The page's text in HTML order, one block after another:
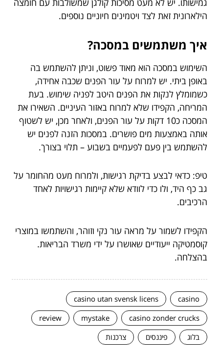
גמישותו. יש לא מעט מסיכות קולגן שמשולבות עם חומצה
הילארונית זאת לצד ויטמינים חיוניים נוספים.
איך משתמשים במסכה?
השימוש במסכה הוא מאוד פשוט, וניתן להשתמש בה
באופן ביתי. יש למרוח על עור הפנים שכבה אחידה,
כשמומלץ לנקות את הפנים היטב לפניה שימוש. בעת
המריחה, הקפידו שלא למרוח באזור העיניים. השאירו את
המסכה כ10 דקות על עור הפנים, ולאחר מכן, יש לשטוף
אותה באמצעות מים פושרים. במסכות הזנה לפנים יש
להשתמש בין פעם לפעמיים בשבוע – תלוי בצורך.
טיפ: כדאי לבצע בדיקת רגישות, ולמרוח מעט מהחומר על
גב כף היד, ולו כדי לוודא שלא קיימות רגישויות לאחד
הרכיבים.
הקפידו לשמור על מראה עור נקי וזוהר, והשתמשו במוצרי
קוסמטיקה ייעודיים שאושרו על ידי משרד הבריאות.
בהצלחה.
casino
casino utan svensk licens
casino zonder crucks
mystake
review
בלוג
פיננסים צרכנות